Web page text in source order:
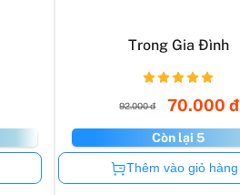
Trong Gia Đình
92.000 đ 70.000 đ
Còn lại 5
Còn hàng
Thêm vào giỏ hàng